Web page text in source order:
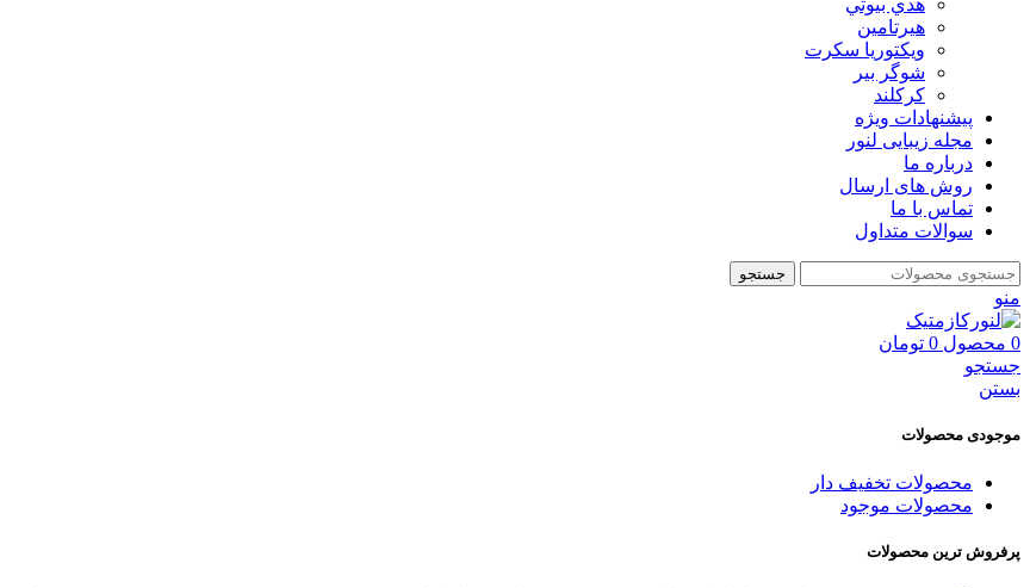
هیرتامین
ویکتوریا سکرت
شوگر بير
کرکلند
پیشنهادات ویژه
مجله زیبایی لنور
درباره ما
روش های ارسال
تماس با ما
سوالات متداول
جستجو
منو
0 محصول 0 تومان
جستجو
بستن
موجودی محصولات
محصولات تخفیف دار
محصولات موجود
پرفروش ترین محصولات